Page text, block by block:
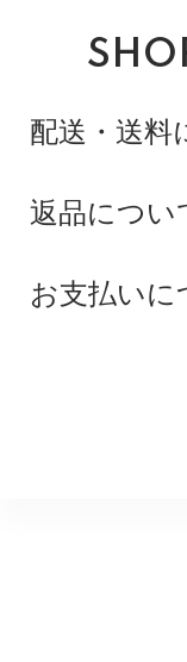
配送・送料
佐川急便
全品送料無料に
※配達時間を指定
返品につい
不良品
不良品に該当す
お支払いに